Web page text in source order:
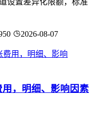
设置差异化限额，标准
2026-08-07
，明细、影响因素